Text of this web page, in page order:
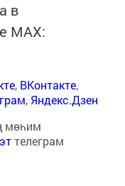
в
MАХ:
, ВКонтакте,
, Яндекс.Дзен
мөһим
телеграм